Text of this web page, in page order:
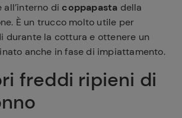
di coppapasta della
È un trucco molto utile per
durante la cottura e ottenere un
anche in fase di impiattamento.
freddi ripieni di